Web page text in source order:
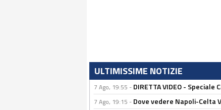
ULTIMISSIME NOTIZIE
7 Ago, 19:55 - DIRETTA VIDEO -
7 Ago, 19:15 - Dove vedere Napoli-Celta